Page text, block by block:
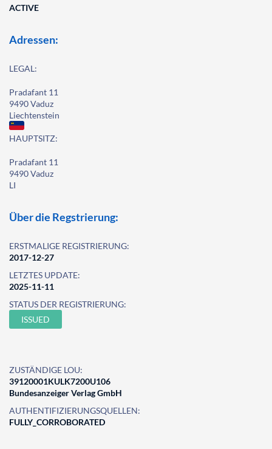
ACTIVE
Adressen:
LEGAL:
Pradafant 11
9490 Vaduz
Liechtenstein
HAUPTSITZ:
Pradafant 11
9490 Vaduz
LI
Über die Regstrierung:
ERSTMALIGE REGISTRIERUNG:
2017-12-27
LETZTES UPDATE:
2025-11-11
STATUS DER REGISTRIERUNG:
ISSUED
ZUSTÄNDIGE LOU:
39120001KULK7200U106
Bundesanzeiger Verlag GmbH
AUTHENTIFIZIERUNGSQUELLEN:
FULLY_CORROBORATED